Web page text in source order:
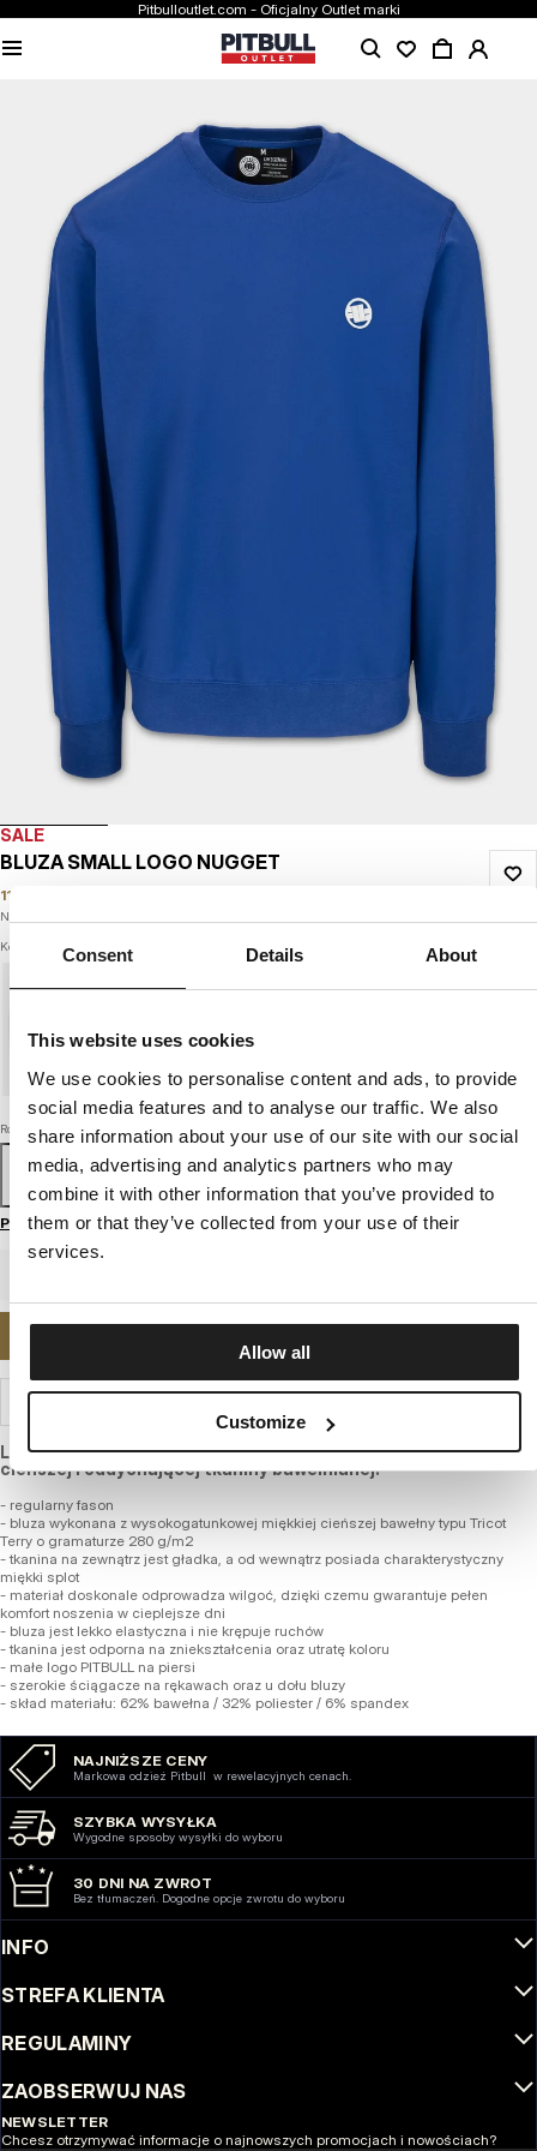
Consent Details About
This website uses cookies
We use cookies to personalise content and ads, to provide
social media features and to analyse our traffic. We also
share information about your use of our site with our social
media, advertising and analytics partners who may
combine it with other information that you’ve provided to
them or that they’ve collected from your use of their
services.
Allow all
Customize
Pitbulloutlet.com - Oficjalny Outlet marki
SALE
BLUZA SMALL LOGO NUGGET
119
Najniższa cena w okresie ostatnich 30 dni:
Kolor: electric blue
Rozmiar
S M L XL XXL 3XL
Przewodnik po rozmiarach
Lekko elastyczna bluza o standardowym kroju, z lekkiej, nieco
cieńszej i oddychającej tkaniny bawełnianej.
- regularny fason
- bluza wykonana z wysokogatunkowej miękkiej cieńszej bawełny typu Tricot
Terry o gramaturze 280 g/m2
- tkanina na zewnątrz jest gładka, a od wewnątrz posiada charakterystyczny
miękki splot
- materiał doskonale odprowadza wilgoć, dzięki czemu gwarantuje pełen
komfort noszenia w cieplejsze dni
- bluza jest lekko elastyczna i nie krępuje ruchów
- tkanina jest odporna na zniekształcenia oraz utratę koloru
- małe logo PITBULL na piersi
- szerokie ściągacze na rękawach oraz u dołu bluzy
- skład materiału: 62% bawełna / 32% poliester / 6% spandex
NAJNIŻSZE CENY
Markowa odzież Pitbull w rewelacyjnych cenach.
SZYBKA WYSYŁKA
Wygodne sposoby wysyłki do wyboru
30 DNI NA ZWROT
Bez tłumaczeń. Dogodne opcje zwrotu do wyboru
INFO
STREFA KLIENTA
REGULAMINY
ZAOBSERWUJ NAS
NEWSLETTER
Chcesz otrzymywać informacje o najnowszych promocjach i nowościach?